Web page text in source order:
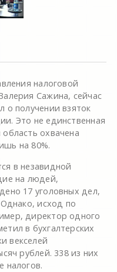
налоговой
Сажина, сейчас
о получении взяток
Это не единственная
охвачена
на 80%.
в незавидной
на людей,
17 уголовных дел,
исход по
директор одного
в бухгалтерских
векселей
рублей. 338 из них
налогов.